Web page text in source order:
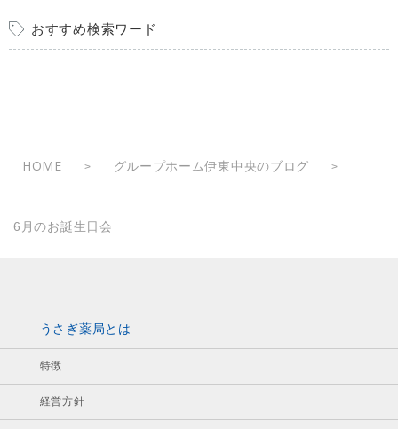
おすすめ検索ワード
HOME > グループホーム伊東中央のブログ >
6月のお誕生日会
うさぎ薬局とは
特徴
経営方針